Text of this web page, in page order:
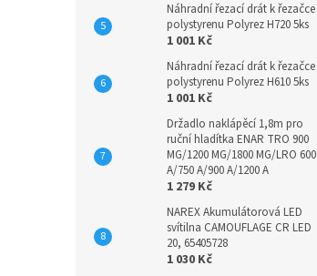
Náhradní řezací drát k řezačce
polystyrenu Polyrez H720 5ks
1 001 Kč
Náhradní řezací drát k řezačce
polystyrenu Polyrez H610 5ks
1 001 Kč
Držadlo naklápěcí 1,8m pro
ruční hladítka ENAR TRO 900
MG/1200 MG/1800 MG/LRO 600
A/750 A/900 A/1200 A
1 279 Kč
NAREX Akumulátorová LED
svítilna CAMOUFLAGE CR LED
20, 65405728
1 030 Kč